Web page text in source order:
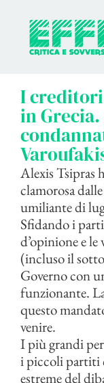
contenuto
I
in
Alexis Tsipras
clamorosa
umiliante di
Sfidando i
d’opinione e
(incluso il
Governo con
funzionante.
questo
venire.
I più grandi
i piccoli partiti
estreme del